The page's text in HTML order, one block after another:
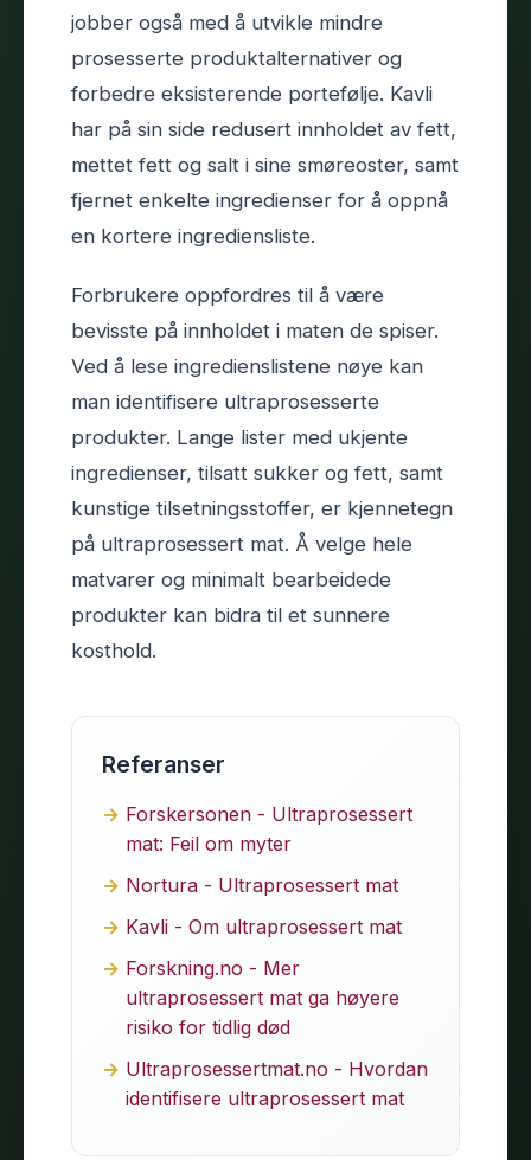
jobber også med å utvikle mindre
prosesserte produktalternativer og
forbedre eksisterende portefølje. Kavli
har på sin side redusert innholdet av fett,
mettet fett og salt i sine smøreoster, samt
fjernet enkelte ingredienser for å oppnå
en kortere ingrediensliste.
Forbrukere oppfordres til å være
bevisste på innholdet i maten de spiser.
Ved å lese ingredienslistene nøye kan
man identifisere ultraprosesserte
produkter. Lange lister med ukjente
ingredienser, tilsatt sukker og fett, samt
kunstige tilsetningsstoffer, er kjennetegn
på ultraprosessert mat. Å velge hele
matvarer og minimalt bearbeidede
produkter kan bidra til et sunnere
kosthold.
Referanser
Forskersonen - Ultraprosessert
mat: Feil om myter
Nortura - Ultraprosessert mat
Kavli - Om ultraprosessert mat
Forskning.no - Mer
ultraprosessert mat ga høyere
risiko for tidlig død
Ultraprosessertmat.no - Hvordan
identifisere ultraprosessert mat